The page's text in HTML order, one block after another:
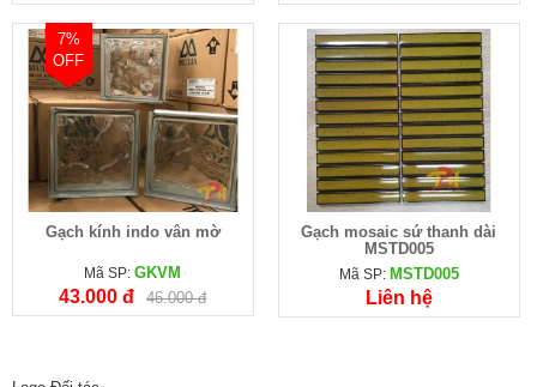
7%
OFF
Gạch kính indo vân mờ
Mã SP:GKVM
43.000 đ 46.000 đ
Gạch mosaic sứ thanh dài
MSTD005
Mã SP: MSTD005
Liên hệ